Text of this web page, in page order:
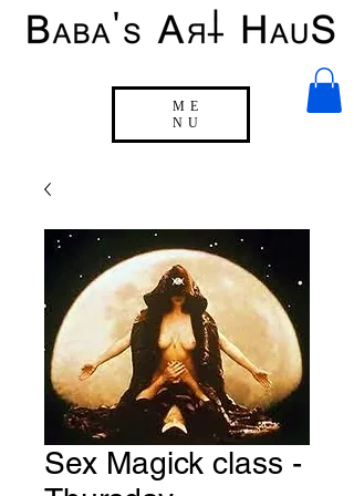
ME
NU
Sex Magick class -